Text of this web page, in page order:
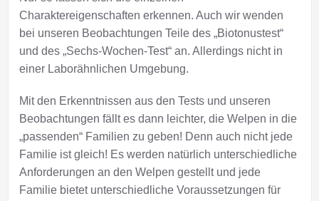
Charaktereigenschaften erkennen. Auch wir wenden
bei unseren Beobachtungen Teile des „Biotonustest“
und des „Sechs-Wochen-Test“ an. Allerdings nicht in
einer Laborähnlichen Umgebung.
Mit den Erkenntnissen aus den Tests und unseren
Beobachtungen fällt es dann leichter, die Welpen in die
„passenden“ Familien zu geben! Denn auch nicht jede
Familie ist gleich! Es werden natürlich unterschiedliche
Anforderungen an den Welpen gestellt und jede
Familie bietet unterschiedliche Voraussetzungen für